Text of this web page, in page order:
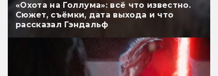
«Охота на Голлума»: всё что известно.
Сюжет, съёмки, дата выхода и что
рассказал Гэндальф